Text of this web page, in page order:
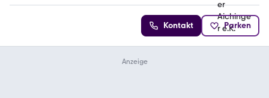
Kontakt Parken